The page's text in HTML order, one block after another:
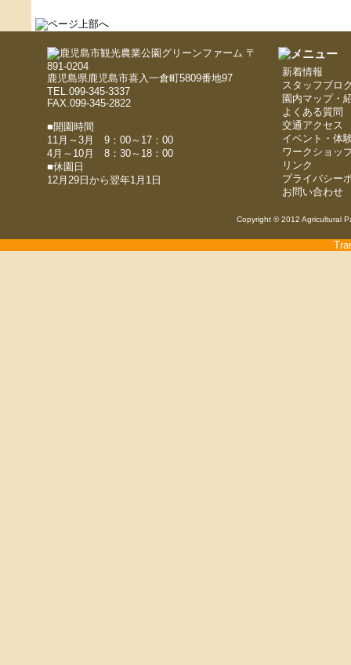
〒
891-0204
鹿児島県鹿児島市喜入一倉町5809番地97
TEL.099-345-3337
FAX.099-345-2822
■開園時間
11月～3月 9：00～17：00
4月～10月 8：30～18：00
■休園日
12月29日から翌年1月1日
新着情報
スタッフブロ
園内マップ・
よくある質問
交通アクセス
イベント・体
ワークショッ
リンク
プライバシー
お問い合わせ
Copyright © 2012 Agricultural